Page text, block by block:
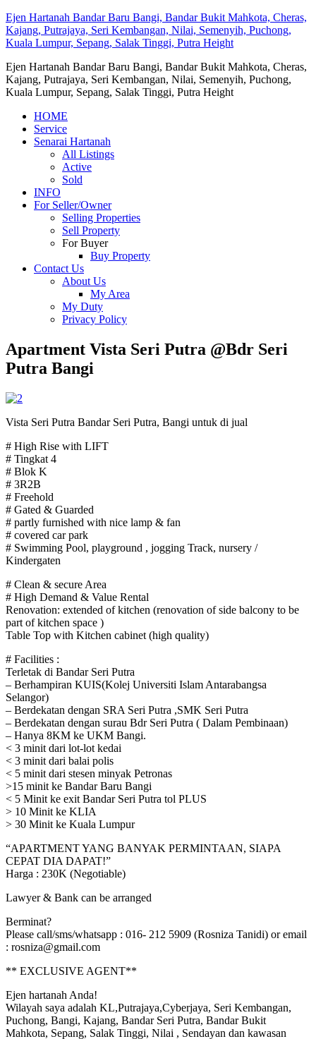
Ejen Hartanah Bandar Baru Bangi, Bandar Bukit Mahkota, Cheras,
Kajang, Putrajaya, Seri Kembangan, Nilai, Semenyih, Puchong,
Kuala Lumpur, Sepang, Salak Tinggi, Putra Height
Ejen Hartanah Bandar Baru Bangi, Bandar Bukit Mahkota, Cheras,
Kajang, Putrajaya, Seri Kembangan, Nilai, Semenyih, Puchong,
Kuala Lumpur, Sepang, Salak Tinggi, Putra Height
HOME
Service
Senarai Hartanah
All Listings
Active
Sold
INFO
For Seller/Owner
Selling Properties
Sell Property
For Buyer
Buy Property
Contact Us
About Us
My Area
My Duty
Privacy Policy
Apartment Vista Seri Putra @Bdr Seri
Putra Bangi
Vista Seri Putra Bandar Seri Putra, Bangi untuk di jual
# High Rise with LIFT
# Tingkat 4
# Blok K
# 3R2B
# Freehold
# Gated & Guarded
# partly furnished with nice lamp & fan
# covered car park
# Swimming Pool, playground , jogging Track, nursery /
Kindergaten
# Clean & secure Area
# High Demand & Value Rental
Renovation: extended of kitchen (renovation of side balcony to be
part of kitchen space )
Table Top with Kitchen cabinet (high quality)
# Facilities :
Terletak di Bandar Seri Putra
– Berhampiran KUIS(Kolej Universiti Islam Antarabangsa
Selangor)
– Berdekatan dengan SRA Seri Putra ,SMK Seri Putra
– Berdekatan dengan surau Bdr Seri Putra ( Dalam Pembinaan)
– Hanya 8KM ke UKM Bangi.
< 3 minit dari lot-lot kedai
< 3 minit dari balai polis
< 5 minit dari stesen minyak Petronas
>15 minit ke Bandar Baru Bangi
< 5 Minit ke exit Bandar Seri Putra tol PLUS
> 10 Minit ke KLIA
> 30 Minit ke Kuala Lumpur
“APARTMENT YANG BANYAK PERMINTAAN, SIAPA
CEPAT DIA DAPAT!”
Harga : 230K (Negotiable)
Lawyer & Bank can be arranged
Berminat?
Please call/sms/whatsapp : 016- 212 5909 (Rosniza Tanidi) or email
: rosniza@gmail.com
** EXCLUSIVE AGENT**
Ejen hartanah Anda!
Wilayah saya adalah KL,Putrajaya,Cyberjaya, Seri Kembangan,
Puchong, Bangi, Kajang, Bandar Seri Putra, Bandar Bukit
Mahkota, Sepang, Salak Tinggi, Nilai , Sendayan dan kawasan